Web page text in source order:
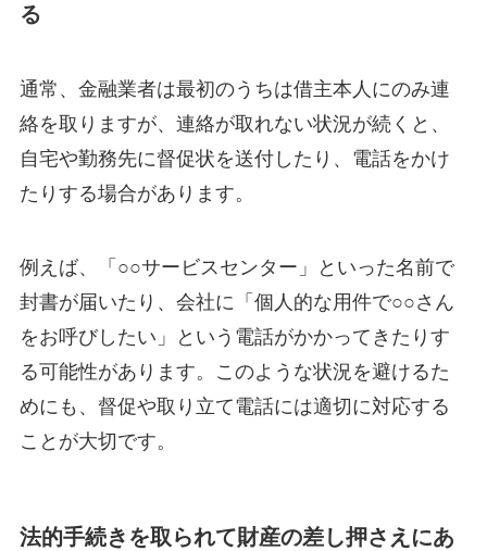
る
通常、金融業者は最初のうちは借主本人にのみ連
絡を取りますが、連絡が取れない状況が続くと、
自宅や勤務先に督促状を送付したり、電話をかけ
たりする場合があります。
例えば、「○○サービスセンター」といった名前で
封書が届いたり、会社に「個人的な用件で○○さん
をお呼びしたい」という電話がかかってきたりす
る可能性があります。このような状況を避けるた
めにも、督促や取り立て電話には適切に対応する
ことが大切です。
法的手続きを取られて財産の差し押さえにあ